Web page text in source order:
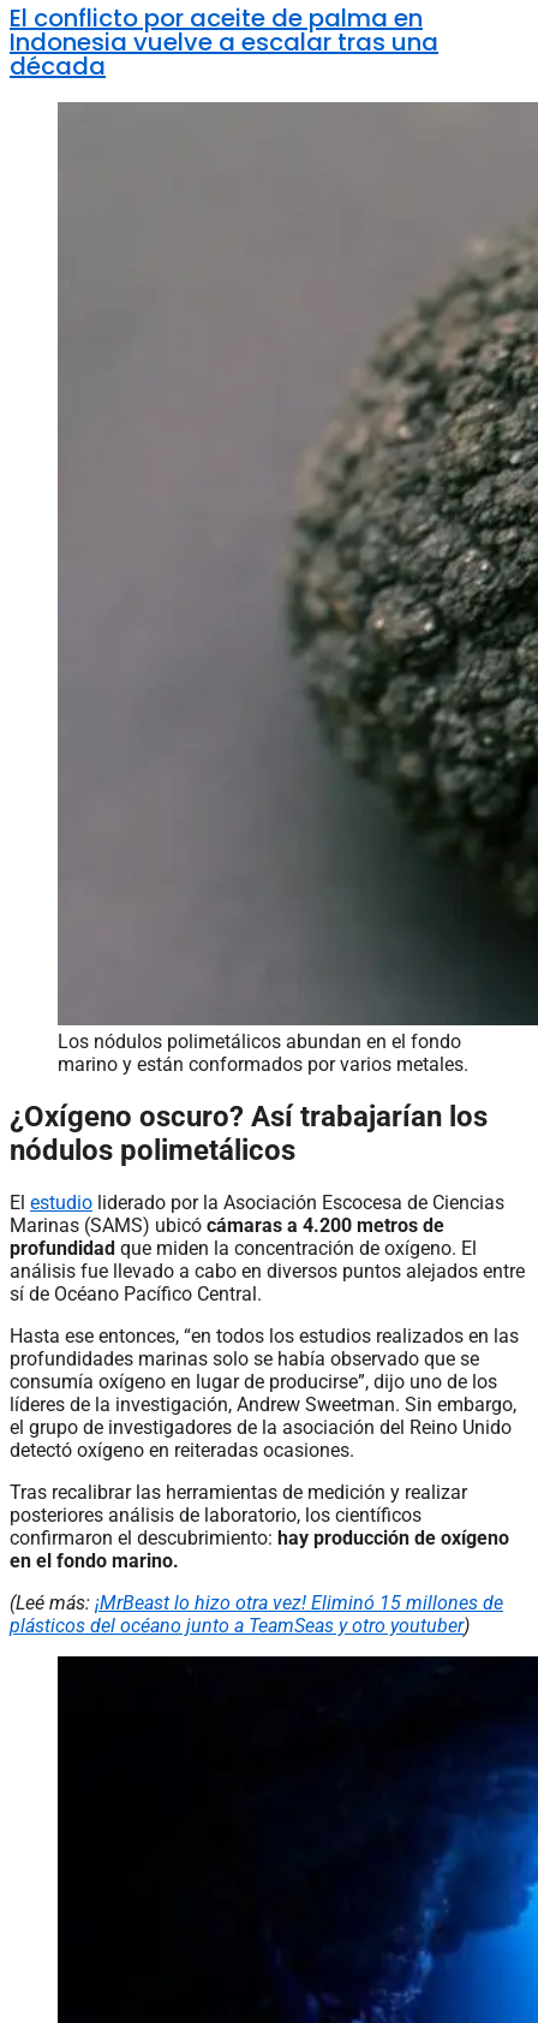
El conflicto por aceite de palma en
Indonesia vuelve a escalar tras una
década
Los nódulos polimetálicos abundan en el fondo
marino y están conformados por varios metales.
¿Oxígeno oscuro? Así trabajarían los
nódulos polimetálicos
El estudio liderado por la Asociación Escocesa de Ciencias
Marinas (SAMS) ubicó cámaras a 4.200 metros de
profundidad que miden la concentración de oxígeno. El
análisis fue llevado a cabo en diversos puntos alejados entre
sí de Océano Pacífico Central.
Hasta ese entonces, “en todos los estudios realizados en las
profundidades marinas solo se había observado que se
consumía oxígeno en lugar de producirse”, dijo uno de los
líderes de la investigación, Andrew Sweetman. Sin embargo,
el grupo de investigadores de la asociación del Reino Unido
detectó oxígeno en reiteradas ocasiones.
Tras recalibrar las herramientas de medición y realizar
posteriores análisis de laboratorio, los científicos
confirmaron el descubrimiento: hay producción de oxígeno
en el fondo marino.
(Leé más: ¡MrBeast lo hizo otra vez! Eliminó 15 millones de
plásticos del océano junto a TeamSeas y otro youtuber)